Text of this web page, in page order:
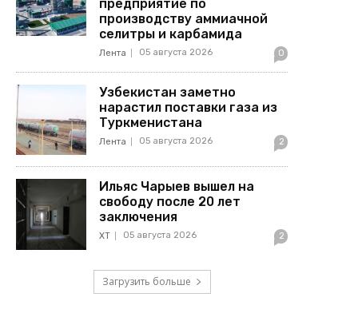
предприятие по
производству аммиачной
селитры и карбамида
Лента 05 августа 2026 0
Узбекистан заметно
нарастил поставки газа из
Туркменистана
Лента 05 августа 2026 2
Ильяс Чарыев вышел на
свободу после 20 лет
заключения
ХТ 05 августа 2026 2
Загрузить больше